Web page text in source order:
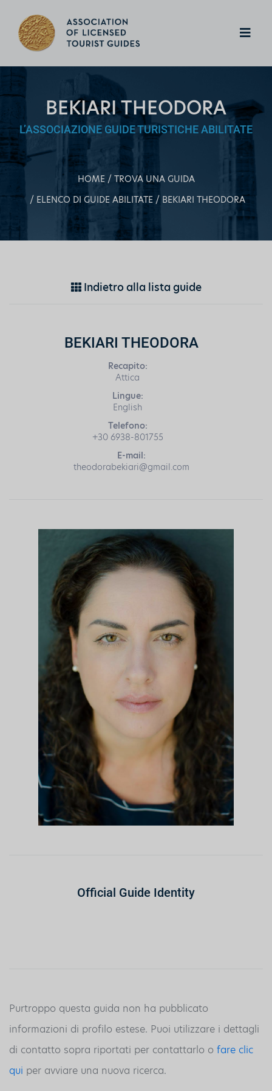
BEKIARI THEODORA
L’ASSOCIAZIONE GUIDE TURISTICHE ABILITATE
HOME
TROVA UNA GUIDA
ELENCO DI GUIDE ABILITATE
BEKIARI THEODORA
Indietro alla lista guide
BEKIARI THEODORA
Recapito:
Attica
Lingue:
English
Telefono:
+30 6938-801755
E-mail:
theodorabekiari@gmail.com
Official Guide Identity
Purtroppo questa guida non ha pubblicato
informazioni di profilo estese. Puoi utilizzare i dettagli
di contatto sopra riportati per contattarlo o fare clic
qui per avviare una nuova ricerca.